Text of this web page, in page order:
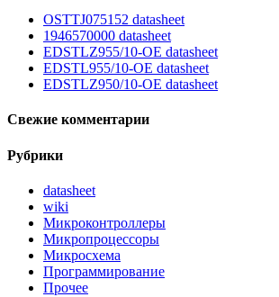
OSTTJ075152 datasheet
1946570000 datasheet
EDSTLZ955/10-OE datasheet
EDSTL955/10-OE datasheet
EDSTLZ950/10-OE datasheet
Свежие комментарии
Рубрики
datasheet
wiki
Микроконтроллеры
Микропроцессоры
Микросхема
Программирование
Прочее